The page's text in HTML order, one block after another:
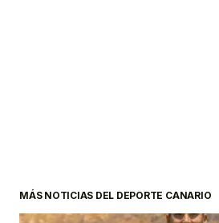
MÁS NOTICIAS DEL DEPORTE CANARIO